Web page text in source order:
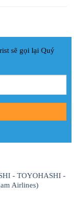
sẽ gọi lại Quý
- TOYOHASHI -
Airlines)